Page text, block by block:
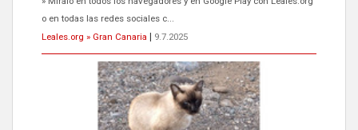
o en todas las redes sociales c...
Leales.org » Gran Canaria
9.7.2025